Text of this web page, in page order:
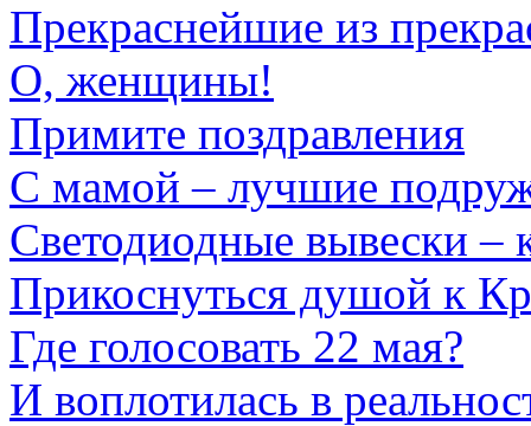
Прекраснейшие из
О, женщины!
Примите поздравления
С мамой – лучшие
Светодиодные вывески –
Прикоснуться душой к
Где голосовать 22 мая?
И воплотилась в